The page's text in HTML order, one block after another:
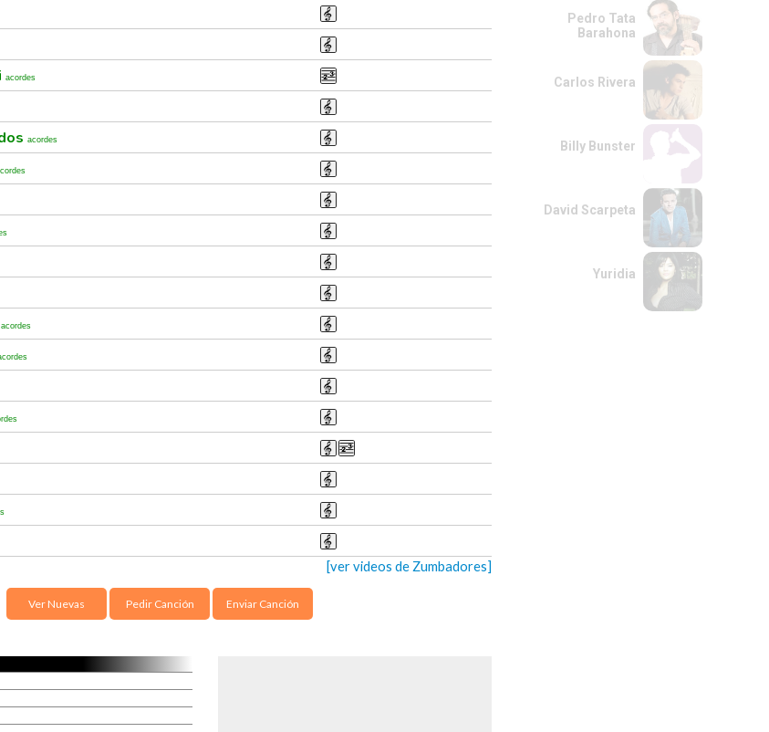
acordes
acordes
acordes
[ver videos de Zumbadores]
Ver Nuevas Pedir Canción Enviar Canción
Pedro Tata
Barahona
Carlos Rivera
Billy Bunster
David Scarpeta
Yuridia